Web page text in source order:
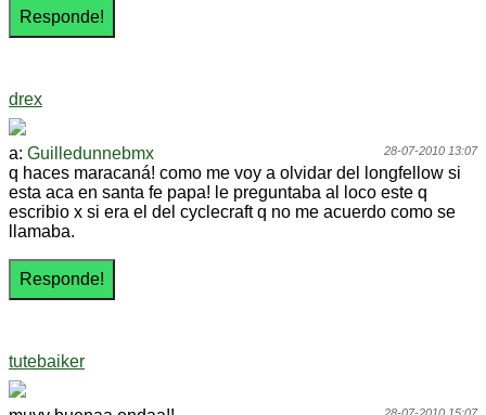
drex
28-07-2010 13:07
a: Guilledunnebmx
q haces maracaná! como me voy a olvidar del longfellow si
esta aca en santa fe papa! le preguntaba al loco este q
escribio x si era el del cyclecraft q no me acuerdo como se
llamaba.
tutebaiker